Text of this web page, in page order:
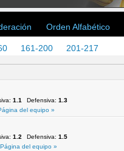
Orden Alfabético
161-200 201-217
1.1 Defensiva: 1.3
del equipo »
1.2 Defensiva: 1.5
Página del equipo »